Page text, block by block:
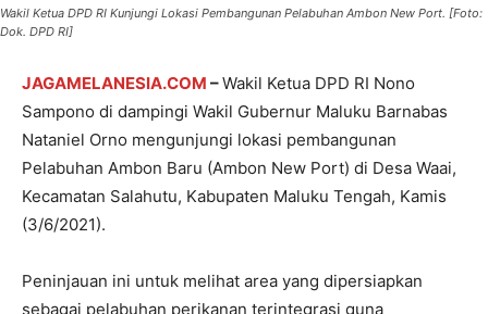
Wakil Ketua DPD RI Kunjungi Lokasi Pembangunan Pelabuhan Ambon New Port. [Foto:
Dok. DPD RI]
JAGAMELANESIA.COM –Wakil Ketua DPD RI Nono
Sampono di dampingi Wakil Gubernur Maluku Barnabas
Nataniel Orno mengunjungi lokasi pembangunan
Pelabuhan Ambon Baru (Ambon New Port) di Desa Waai,
Kecamatan Salahutu, Kabupaten Maluku Tengah, Kamis
(3/6/2021).
Peninjauan ini untuk melihat area yang dipersiapkan
sebagai pelabuhan perikanan terintegrasi guna